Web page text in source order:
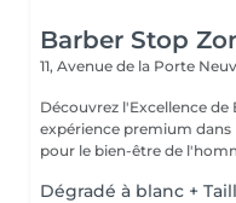
Barber Stop
11, Avenue de la Porte
Découvrez l'Excellence de Barber
expérience premium
pour le bien-être de
Dégradé à blanc +